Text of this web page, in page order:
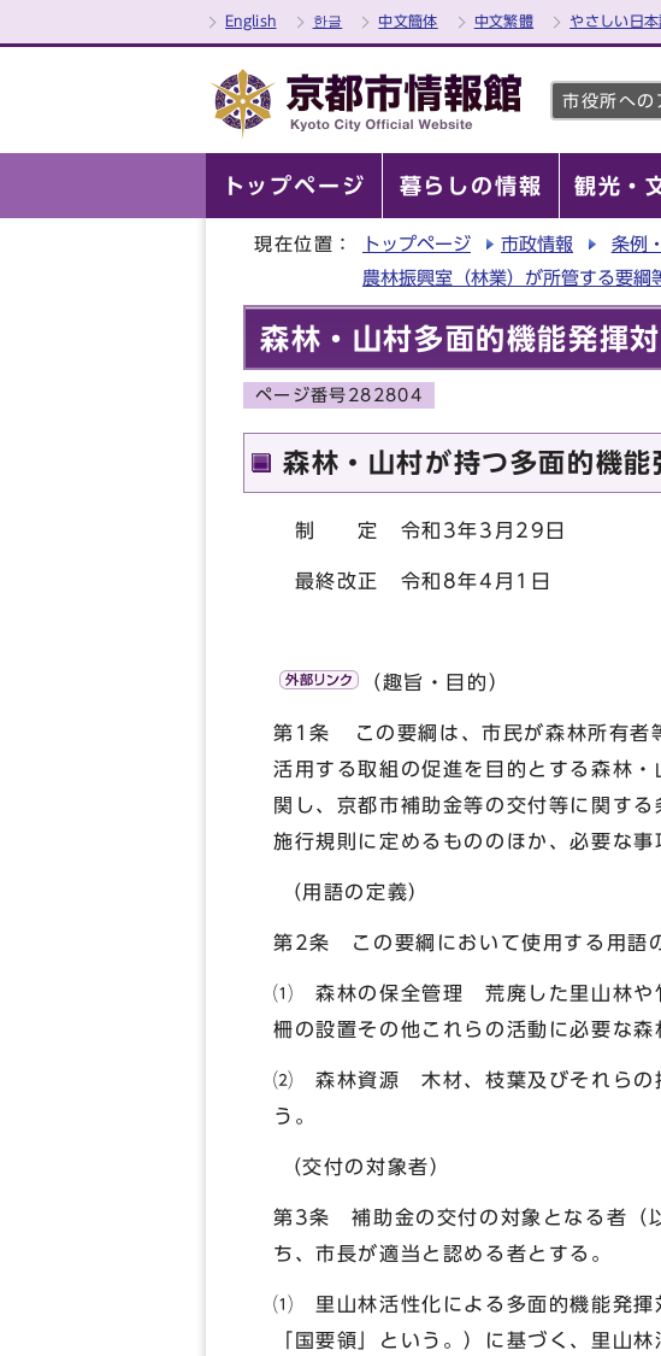
English 한글 中文簡体 中文繁體 やさしい日本
市役所への
トップページ 暮らしの情報 観光・
現在位置： トップページ 市政情報 条例
農林振興室（林業）が所管する要綱
森林・山村多面的機能発揮
ページ番号282804
森林・山村が持つ多面的機
制 定 令和3年3月29日
最終改正 令和8年4月1日
（趣旨・目的）
第1条 この要綱は、市民が森林所有者
活用する取組の促進を目的とする森林
関し、京都市補助金等の交付等に関す
施行規則に定めるもののほか、必要な事
（用語の定義）
第2条 この要綱において使用する用語
⑴ 森林の保全管理 荒廃した里山林や竹
柵の設置その他これらの活動に必要な森
⑵ 森林資源 木材、枝葉及びそれらの抽
う。
（交付の対象者）
第3条 補助金の交付の対象となる者（
ち、市長が適当と認める者とする。
⑴ 里山林活性化による多面的機能発
「国要領」という。）に基づく、里山